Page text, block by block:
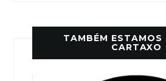
TAMBÉM ESTAMOS
CARTAXO